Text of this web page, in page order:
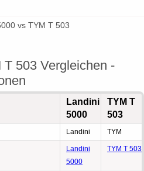
vs TYM T 503
503 Vergleichen -
Landini
5000
TYM T
503
Landini TYM
Landini
5000
TYM T 503